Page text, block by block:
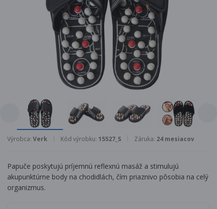
Výrobca: Verk Kód výrobku: 15527_S Záruka: 24 mesiacov
Papuče poskytujú príjemnú reflexnú masáž a stimulujú
akupunktúrne body na chodidlách, čím priaznivo pôsobia na celý
organizmus.